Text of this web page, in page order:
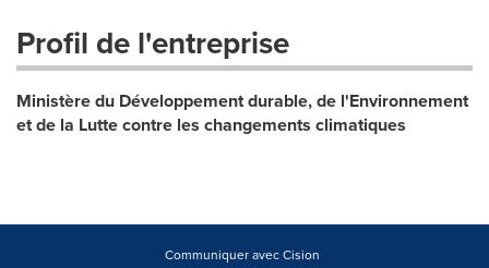
Profil de l'entreprise
Ministère du Développement durable, de l'Environnement
et de la Lutte contre les changements climatiques
Communiquer avec Cision